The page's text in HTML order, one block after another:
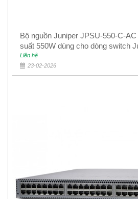
Bộ nguồn Juniper JPSU-550-C-
suất 550W dùng cho dòng switch
EX4400
Liên hệ
23-02-2026